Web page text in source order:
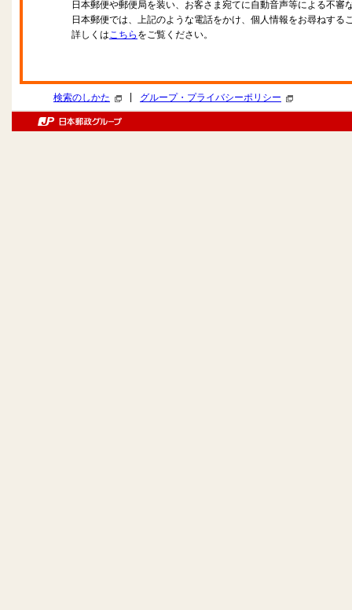
日本郵便や郵便局を装い、お客さま宛てに自動音声等による不審
日本郵便では、上記のような電話をかけ、個人情報をお尋ねする
詳しくはこちら をご覧ください。
検索のしかた グループ・プライバシーポリシー